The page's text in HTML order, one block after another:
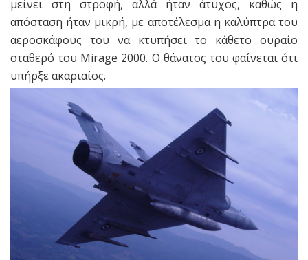
μείνει στη στροφή, αλλά ήταν άτυχος, καθώς η
απόσταση ήταν μικρή, με αποτέλεσμα η καλύπτρα του
αεροσκάφους του να κτυπήσει το κάθετο ουραίο
σταθερό του Mirage 2000. O θάνατος του φαίνεται ότι
υπήρξε ακαριαίος.